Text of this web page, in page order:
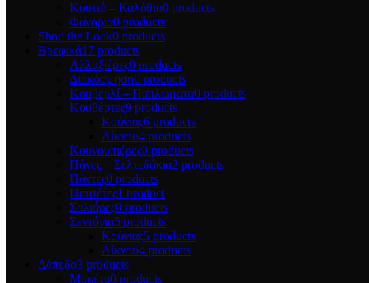
Κουτιά – Καλάθια0 products
Φανάρια0 products
Shop the Look0 products
Βρεφικά17 products
Αλλαξιέρες0 products
Διακόσμηση0 products
Κουβερλί – Παπλώματα0 products
Κουβέρτες9 products
Κούνιας6 products
Λίκνου4 products
Κουνουπιέρες0 products
Πάνες – Σελτεδάκια2 products
Πάντες0 products
Πετσέτες1 product
Σαλιάρες0 products
Σεντόνια5 products
Κούνιας5 products
Λίκνου4 products
Δάπεδο3 products
Μοκέτα0 products